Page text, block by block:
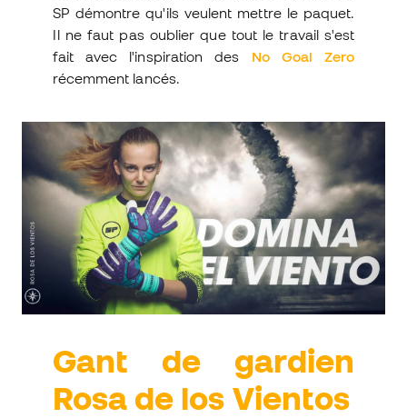
SP démontre qu'ils veulent mettre le paquet.
Il ne faut pas oublier que tout le travail s'est
fait avec l'inspiration des No Goal Zero
récemment lancés.
Gant de gardien
Rosa de los Vientos